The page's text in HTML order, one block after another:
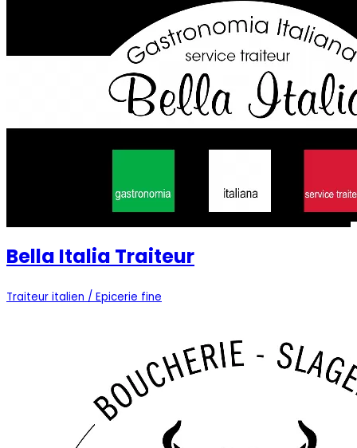
Bella Italia Traiteur
Traiteur italien / Epicerie fine